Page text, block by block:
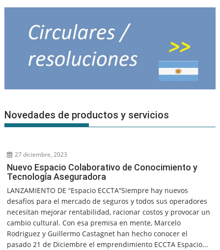
Novedades de productos y servicios
27 diciembre, 2023
Nuevo Espacio Colaborativo de Conocimiento y
Tecnología Aseguradora
LANZAMIENTO DE “Espacio ECCTA”Siempre hay nuevos
desafíos para el mercado de seguros y todos sus operadores
necesitan mejorar rentabilidad, racionar costos y provocar un
cambio cultural. Con esa premisa en mente, Marcelo
Rodriguez y Guillermo Castagnet han hecho conocer el
pasado 21 de Diciembre el emprendimiento ECCTA Espacio...